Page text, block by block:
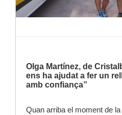
Olga Martínez, de
ens ha ajudat a fer un
amb confiança”
Quan arriba el moment de